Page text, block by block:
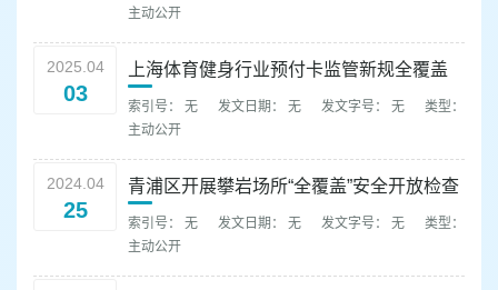
主动公开
2025.04
03
上海体育健身行业预付卡监管新规全覆盖
索引号： 无 发文日期： 无 发文字号： 无
类型：
主动公开
2024.04
25
青浦区开展攀岩场所“全覆盖”安全开放检查
索引号： 无 发文日期： 无 发文字号： 无
类型：
主动公开